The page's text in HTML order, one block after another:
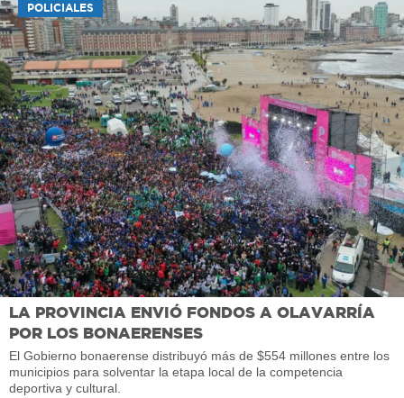
POLICIALES
LA PROVINCIA ENVIÓ FONDOS A OLAVARRÍA
POR LOS BONAERENSES
El Gobierno bonaerense distribuyó más de $554 millones entre los
municipios para solventar la etapa local de la competencia
deportiva y cultural.